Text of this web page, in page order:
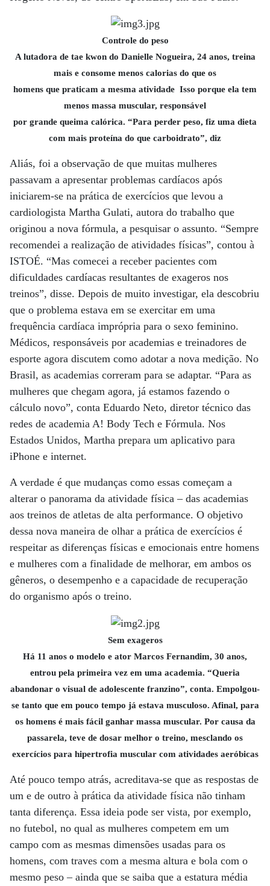
Controle do peso
A lutadora de tae kwon do Danielle Nogueira, 24 anos, treina
mais e consome menos calorias do que os
homens que praticam a mesma atividade Isso porque ela tem
menos massa muscular, responsável
por grande queima calórica. “Para perder peso, fiz uma dieta
com mais proteína do que carboidrato”, diz
Aliás, foi a observação de que muitas mulheres
passavam a apresentar problemas cardíacos após
iniciarem-se na prática de exercícios que levou a
cardiologista Martha Gulati, autora do trabalho que
originou a nova fórmula, a pesquisar o assunto. “Sempre
recomendei a realização de atividades físicas”, contou à
ISTOÉ. “Mas comecei a receber pacientes com
dificuldades cardíacas resultantes de exageros nos
treinos”, disse. Depois de muito investigar, ela descobriu
que o problema estava em se exercitar em uma
frequência cardíaca imprópria para o sexo feminino.
Médicos, responsáveis por academias e treinadores de
esporte agora discutem como adotar a nova medição. No
Brasil, as academias correram para se adaptar. “Para as
mulheres que chegam agora, já estamos fazendo o
cálculo novo”, conta Eduardo Neto, diretor técnico das
redes de academia A! Body Tech e Fórmula. Nos
Estados Unidos, Martha prepara um aplicativo para
iPhone e internet.
A verdade é que mudanças como essas começam a
alterar o panorama da atividade física – das academias
aos treinos de atletas de alta performance. O objetivo
dessa nova maneira de olhar a prática de exercícios é
respeitar as diferenças físicas e emocionais entre homens
e mulheres com a finalidade de melhorar, em ambos os
gêneros, o desempenho e a capacidade de recuperação
do organismo após o treino.
Sem exageros
Há 11 anos o modelo e ator Marcos Fernandim, 30 anos,
entrou pela primeira vez em uma academia. “Queria
abandonar o visual de adolescente franzino”, conta. Empolgou-
se tanto que em pouco tempo já estava musculoso. Afinal, para
os homens é mais fácil ganhar massa muscular. Por causa da
passarela, teve de dosar melhor o treino, mesclando os
exercícios para hipertrofia muscular com atividades aeróbicas
Até pouco tempo atrás, acreditava-se que as respostas de
um e de outro à prática da atividade física não tinham
tanta diferença. Essa ideia pode ser vista, por exemplo,
no futebol, no qual as mulheres competem em um
campo com as mesmas dimensões usadas para os
homens, com traves com a mesma altura e bola com o
mesmo peso – ainda que se saiba que a estatura média